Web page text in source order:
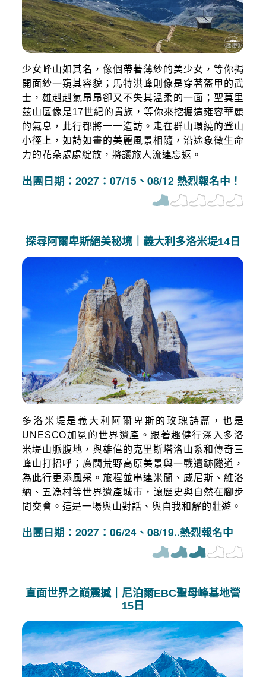
出團日期：2027：07/15、08/12 熱烈報名中！
少女峰山如其名，像個帶著薄紗的美少女，等你揭
開面紗一窺其容貌；馬特洪峰則像是穿著盔甲的武
士，雄赳赳氣昂昂卻又不失其溫柔的一面；聖莫里
茲山區像是17世紀的貴族，等你來挖掘這雍容華麗
的氣息，此行都將一一造訪。走在群山環繞的登山
小徑上，如詩如畫的美麗風景相隨，沿途象徵生命
力的花朵處處綻放，將讓旅人流連忘返。
探尋阿爾卑斯絕美秘境｜義大利多洛米堤14日
出團日期：2027：06/24、08/19..熱烈報名中
多洛米堤是義大利阿爾卑斯的玫瑰詩篇，也是
UNESCO加冕的世界遺產。跟著趣健行深入多洛
米堤山脈腹地，與雄偉的克里斯塔洛山系和傳奇三
峰山打招呼；廣闊荒野高原美景與一戰遺跡隧道，
為此行更添風采。旅程並串連米蘭、威尼斯、維洛
納、五漁村等世界遺產城市，讓歷史與自然在腳步
間交會。這是一場與山對話、與自我和解的壯遊。
直面世界之巔震撼｜尼泊爾EBC聖母峰基地營
15日